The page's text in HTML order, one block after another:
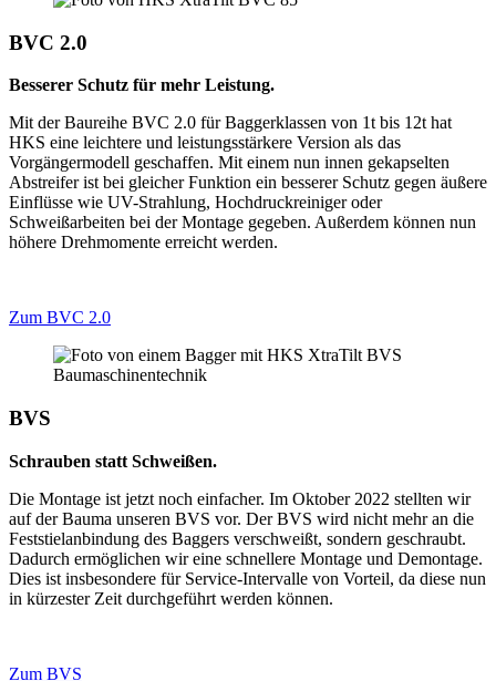
BVC 2.0
Besserer Schutz für mehr Leistung.
Mit der Baureihe BVC 2.0 für Baggerklassen von 1t bis 12t hat
HKS eine leichtere und leistungsstärkere Version als das
Vorgängermodell geschaffen. Mit einem nun innen gekapselten
Abstreifer ist bei gleicher Funktion ein besserer Schutz gegen äußere
Einflüsse wie UV-Strahlung, Hochdruckreiniger oder
Schweißarbeiten bei der Montage gegeben. Außerdem können nun
höhere Drehmomente erreicht werden.
Zum BVC 2.0
BVS
Schrauben statt Schweißen.
Die Montage ist jetzt noch einfacher. Im Oktober 2022 stellten wir
auf der Bauma unseren BVS vor. Der BVS wird nicht mehr an die
Feststielanbindung des Baggers verschweißt, sondern geschraubt.
Dadurch ermöglichen wir eine schnellere Montage und Demontage.
Dies ist insbesondere für Service-Intervalle von Vorteil, da diese nun
in kürzester Zeit durchgeführt werden können.
Zum BVS